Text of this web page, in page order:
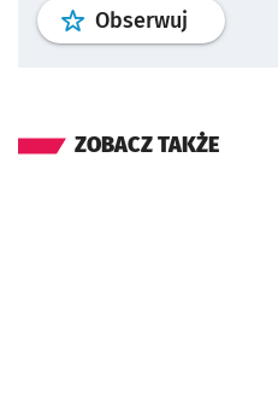
Obserwuj profil
ZOBACZ TAKŻE